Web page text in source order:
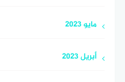
مايو 2023
أبريل 2023